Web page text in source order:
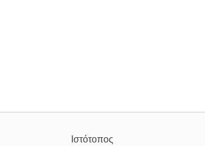
Ιστότοπος